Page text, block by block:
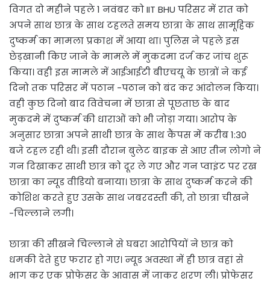
विगत दो महीने पहले 1 नवंबर को IIT BHU परिसर में रात को
अपने साथ छात्र के साथ टहलते समय छात्रा के साथ सामूहिक
दुष्कर्म का मामला प्रकाश में आया था। पुलिस ने पहले इस
छेड़खानी किए जाने के मामले में मुकदमा दर्ज कर जांच शुरू
किया। वही इस मामले में आईआईटी बीएचयू के छात्रों ने कई
दिनो तक परिसर में पठान -पठान को बंद कर आंदोलन किया।
वही कुछ दिनो बाद विवेचना में छात्रा से पूछताछ के बाद
मुकदमे में दुष्कर्म की धाराओं को भी जोड़ा गया। आरोप के
अनुसार छात्रा अपने साथी छात्र के साथ कैंपस में करीब 1:30
बजे टहल रही थी। इसी दौरान बुलेट बाइक से आए तीन लोगो ने
गन दिखाकर साथी छात्र को दूर ले गए और गन प्वाइंट पर रख
छात्रा का न्यूड वीडियो बनाया। छात्रा के साथ दुष्कर्म करने की
कोशिश करते हुए उसके साथ जबरदस्ती की, तो छात्रा चीखने
-चिल्लाने लगी।
छात्रा की सीखने चिल्लाने से घबरा आरोपियों ने छात्र को
धमकी देते हुए फरार हो गए। न्यूड अवस्था में ही छात्र वहां से
भाग कर एक प्रोफेसर के आवास में जाकर शरण ली। प्रोफेसर